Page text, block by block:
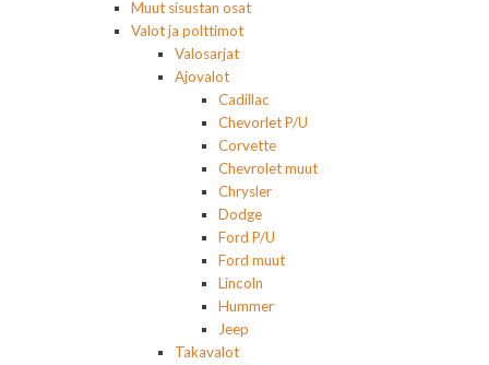
Muut sisustan osat
Valot ja polttimot
Valosarjat
Ajovalot
Cadillac
Chevorlet P/U
Corvette
Chevrolet muut
Chrysler
Dodge
Ford P/U
Ford muut
Lincoln
Hummer
Jeep
Takavalot